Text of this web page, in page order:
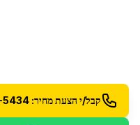
קבל/י הצעת מחיר: 054-742-5434